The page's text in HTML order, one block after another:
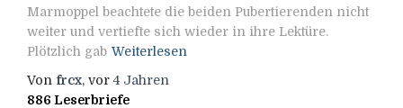
Marmoppel beachtete die beiden Pubertierenden nicht
weiter und vertiefte sich wieder in ihre Lektüre.
Plötzlich gab Weiterlesen
Von frcx, vor4 Jahren
886 Leserbriefe